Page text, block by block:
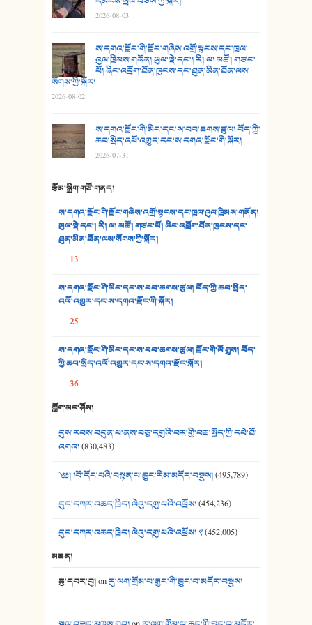
26. ཨ་མའི་ཐང་ཁུག
27. ལྕེ་བདེ་ཞོལ་གྱི་པང་གདན།
28. སྟོད་གཞས། - ཕན་ཐོག
30. སི་ལིང་འབྲི་མོ། - ཕན་ཐོག
31. ཕ་ཡུལ་ཡར་ཀླུང་།
32. ཨ་མ།
33. འཛོམས་པའི་ལམ།
34. ཉི་མ་སེམས་ལ་ཞོག་དང་། - ཟླ་སྒྲོན།
36. ཟླ་གཞོན་སྙན་དབྱངས། - ཟླ་སྒྲོན།
38. ཡབ་ཡུམ། - ཟླ་སྒྲོན།
2026-08-03
ས་དགའ་རྫོང་གི་རྫོང་གཞིས་འགྲོ་སྟངས་དང་ཁྲལ་
འུལ་ཁྲིམས་གནོན། ཡུལ་སྡེ་དང་། རི། ལ། མཚོ། གཙང་
པོ། ཞིང་འབྲོག་ཐོན་ཁུངས་དང་ཐུན་མིན་ཐོན་ལས་
སོགས་ཀྱི་སྐོར།
2026-08-02
ས་དགའ་རྫོང་གི་མིང་དང་ས་བབ་ཆགས་ཚུལ། བོད་ཀྱི་
ཆབ་སྲིད་འཕོ་འགྱུར་དང་ས་དགའ་རྫོང་གི་སྐོར།
2026-07-31
རྩོམ་སྒྲིག་གཙོ་གནད།
ས་དགའ་རྫོང་གི་རྫོང་གཞིས་འགྲོ་སྟངས་དང་ཁྲལ་འུལ་ཁྲིམས་གནོན།
ཡུལ་སྡེ་དང་། རི། ལ། མཚོ། གཙང་པོ། ཞིང་འབྲོག་ཐོན་ཁུངས་དང་
ཐུན་མིན་ཐོན་ལས་སོགས་ཀྱི་སྐོར།
13
ས་དགའ་རྫོང་གི་མིང་དང་ས་བབ་ཆགས་ཚུལ། བོད་ཀྱི་ཆབ་སྲིད་
འཕོ་འགྱུར་དང་ས་དགའ་རྫོང་གི་སྐོར།
25
ས་དགའ་རྫོང་གི་མིང་དང་ས་བབ་ཆགས་ཚུལ། རྫོང་གི་ལོ་རྒྱུས། བོད་
ཀྱི་ཆབ་སྲིད་འཕོ་འགྱུར་དང་ས་དགའ་རྫོང་སྐོར།
36
ཀློག་མང་ཤོས།
དུས་རབས་བདུན་པ་ནས་བཅུ་དགུའི་བར་གྱི་བརྡ་སྤྲོད་ཀྱི་དཔེ་ཐོ་
འགའ།(830,483)
༄༅། །བོ་དོང་པའི་བསྟན་པ་བྱུང་རིམ་མདོར་བསྡུས།(495,789)
དུང་དཀར་འཆད་ཁྲིད། ལེའུ་དགུ་པའི་འཕྲོས།(454,236)
དུང་དཀར་འཆད་ཁྲིད། ལེའུ་དགུ་པའི་འཕྲོས། ༢(452,005)
མཆན།
ཆུ་དབར་བུ།onརུ་ལག་གྲོམ་པ་རྒྱང་གི་བྱུང་བ་མདོར་བསྡུས།